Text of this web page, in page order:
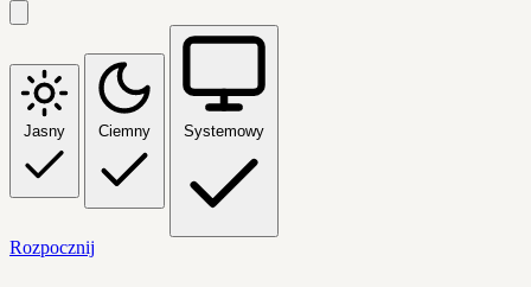
Jasny Ciemny Systemowy
Rozpocznij